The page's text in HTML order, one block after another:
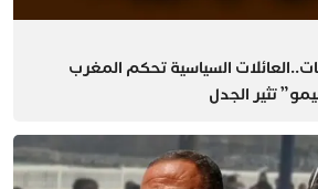
السياسية تحكم المغرب
تثير الجدل